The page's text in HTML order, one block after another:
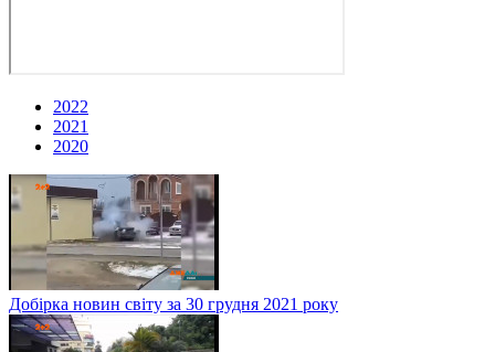
2022
2021
2020
Добірка новин світу за 30 грудня 2021 року